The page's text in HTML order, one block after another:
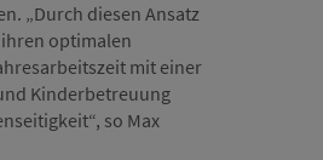
„Durch diesen Ansatz
optimalen
mit einer
Kinderbetreuung
so Max